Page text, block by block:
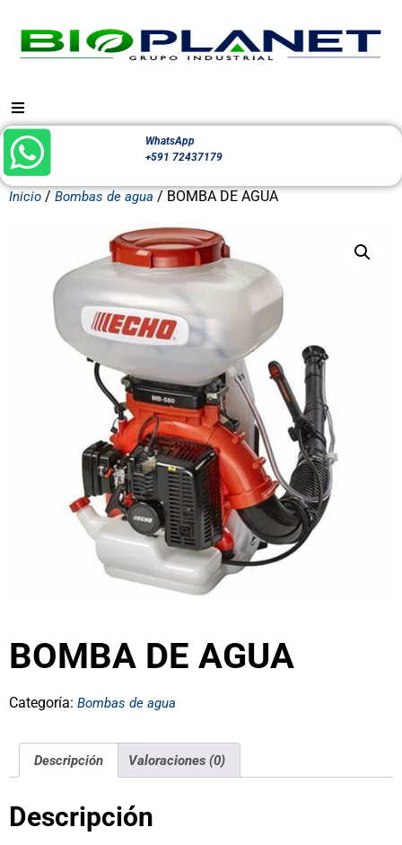
WhatsApp
+591 72437179
Inicio / Bombas de agua / BOMBA DE AGUA
BOMBA DE AGUA
Categoría: Bombas de agua
Descripción Valoraciones (0)
Descripción